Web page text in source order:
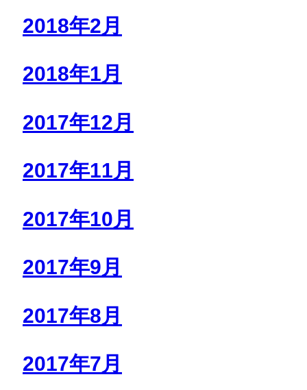
2018年2月
2018年1月
2017年12月
2017年11月
2017年10月
2017年9月
2017年8月
2017年7月